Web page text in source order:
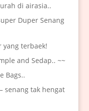
di airasia..
Duper Senang
terbaek!
and Sedap.. ~~
Bags..
senang tak hengat